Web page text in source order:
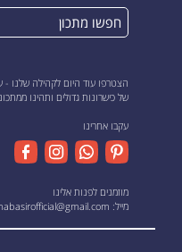
הצטרפו עוד היום לקהילה שלנו
של כישרונות גדולים ותהינו
עקבו אחרינו
מוזמנים לפנות אלינו
מייל: